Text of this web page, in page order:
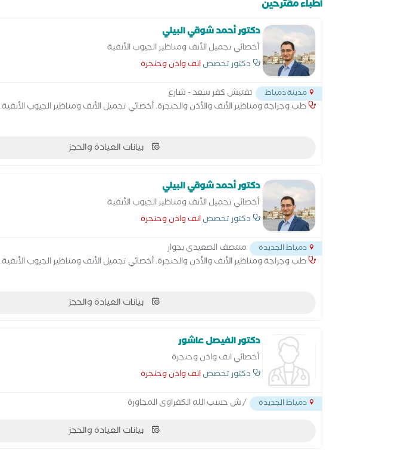
أطباء مقترحين
دكتور أحمد شوقي البيلي
أخصائي تجميل الأنف ومناظير الجيوب الأنفية
دكتور تخصصانف واذن وحنجرة
مدينة دمياط
تفتيش كفر سعد - شارع
طب وجراجة ومناظير الأنف والأذن والحنجرة. أخصائي تجميل الأنف ومناظير الجيوب الأنفية.
بيانات العيادة والحجز
دكتور أحمد شوقي البيلي
أخصائي تجميل الأنف ومناظير الجيوب الأنفية
دكتور تخصصانف واذن وحنجرة
دمياط الجديدة
منتصف الصعيدى بجوار
طب وجراجة ومناظير الأنف والأذن والحنجرة. أخصائي تجميل الأنف ومناظير الجيوب الأنفية.
بيانات العيادة والحجز
دكتور الفيصل عاشور
أخصائي انف واذن وحنجرة
دكتور تخصصانف واذن وحنجرة
دمياط الجديدة / ش حسب الله الكفراوى المجاورة
بيانات العيادة والحجز